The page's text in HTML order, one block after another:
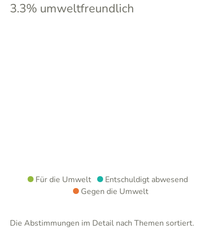
3.3% umweltfreundlich
Für die Umwelt
Entschuldigt abwesend
Gegen die Umwelt
Die Abstimmungen im Detail nach Themen sortiert.